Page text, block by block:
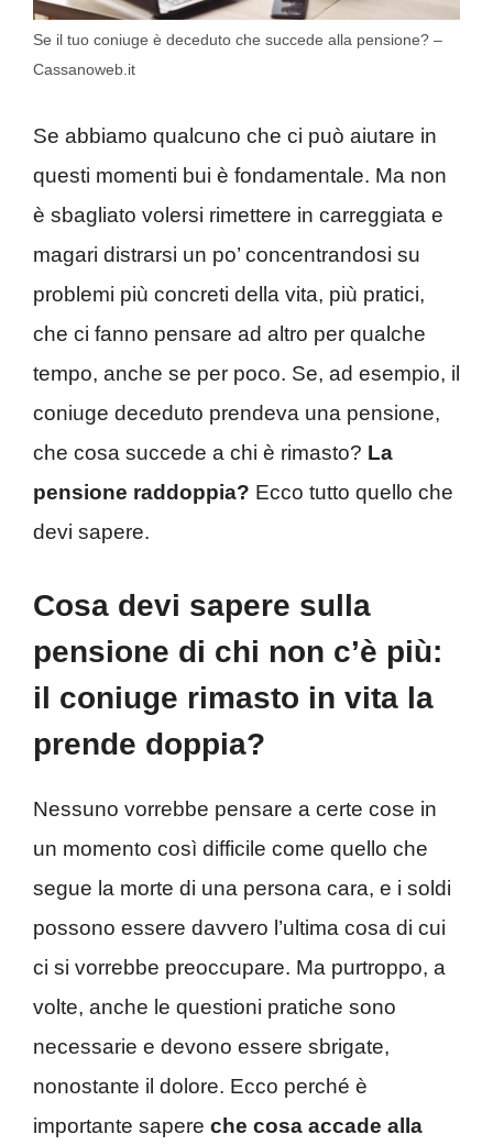
Se il tuo coniuge è deceduto che succede alla pensione? –
Cassanoweb.it
Se abbiamo qualcuno che ci può aiutare in
questi momenti bui è fondamentale. Ma non
è sbagliato volersi rimettere in carreggiata e
magari distrarsi un po’ concentrandosi su
problemi più concreti della vita, più pratici,
che ci fanno pensare ad altro per qualche
tempo, anche se per poco. Se, ad esempio, il
coniuge deceduto prendeva una pensione,
che cosa succede a chi è rimasto? La
pensione raddoppia? Ecco tutto quello che
devi sapere.
Cosa devi sapere sulla
pensione di chi non c’è più:
il coniuge rimasto in vita la
prende doppia?
Nessuno vorrebbe pensare a certe cose in
un momento così difficile come quello che
segue la morte di una persona cara, e i soldi
possono essere davvero l’ultima cosa di cui
ci si vorrebbe preoccupare. Ma purtroppo, a
volte, anche le questioni pratiche sono
necessarie e devono essere sbrigate,
nonostante il dolore. Ecco perché è
importante sapere che cosa accade alla